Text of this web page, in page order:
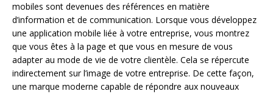
mobiles sont devenues des références en matière
d’information et de communication. Lorsque vous développez
une application mobile liée à votre entreprise, vous montrez
que vous êtes à la page et que vous en mesure de vous
adapter au mode de vie de votre clientèle. Cela se répercute
indirectement sur l’image de votre entreprise. De cette façon,
une marque moderne capable de répondre aux nouveaux